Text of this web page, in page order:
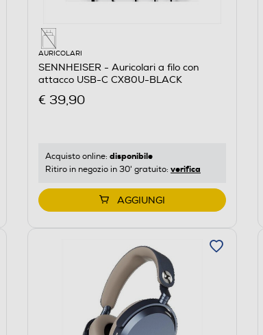
AURICOLARI
SENNHEISER - Auricolari a filo con
attacco USB-C CX80U-BLACK
€ 39,90
Acquisto online: disponibile
Ritiro in negozio in 30' gratuito: verifica
AGGIUNGI